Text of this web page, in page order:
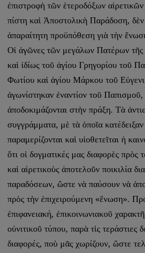
ἐπιστροφὴ τῶν ἑτεροδόξων
πίστη καὶ Ἀποστολικὴ Παράδοση, δὲν
ἀπαραίτητη προϋπόθεση γιὰ τὴν
Οἱ ἀγῶνες τῶν μεγάλων Πατέρων
καὶ ἰδίως τοῦ ἁγίου Γρηγορίου τοῦ
Φωτίου καὶ ἁγίου Μάρκου τοῦ
ἀγωνίστηκαν ἐναντίον τοῦ
ἀποδοκιμάζονται στὴν πράξη. Τὰ
συγγράμματα, μὲ τὰ ὁποῖα κατέδειξαν
παραμερίζονται καὶ υἱοθετεῖται ἡ
ὅτι οἱ δογματικές μας διαφορὲς πρὸς
καὶ αἱρετικοὺς ἀποτελοῦν ποικιλία
παραδόσεων, ὥστε νὰ παύσουν νὰ
πρὸς τὴν ἐπιχειρούμενη «ἕνωση».
ἐπιφανειακή, ἐπικοινωνιακοῦ
οὐνιτικοῦ τύπου, παρὰ τὶς τεράστιες
διαφορές, ποὺ μᾶς χωρίζουν, ὥστε